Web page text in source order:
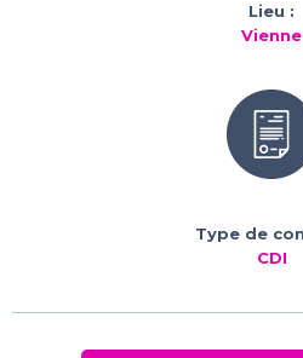
Lieu :
Vienne
Type de
CDI